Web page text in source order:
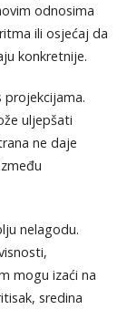
odnosima
ili osjećaj da
konkretnije.
projekcijama.
uljepšati
ne daje
nelagodu.
mogu izaći na
sredina